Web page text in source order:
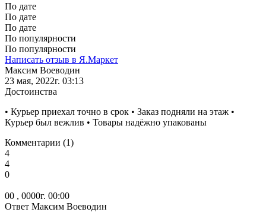
По дате
По дате
По дате
По популярности
По популярности
Написать отзыв в Я.Маркет
Максим Воеводин
23 мая, 2022г. 03:13
Достоинства
• Курьер приехал точно в срок • Заказ подняли на этаж •
Курьер был вежлив • Товары надёжно упакованы
Комментарии (1)
4
4
0
00 , 0000г. 00:00
Ответ Максим Воеводин